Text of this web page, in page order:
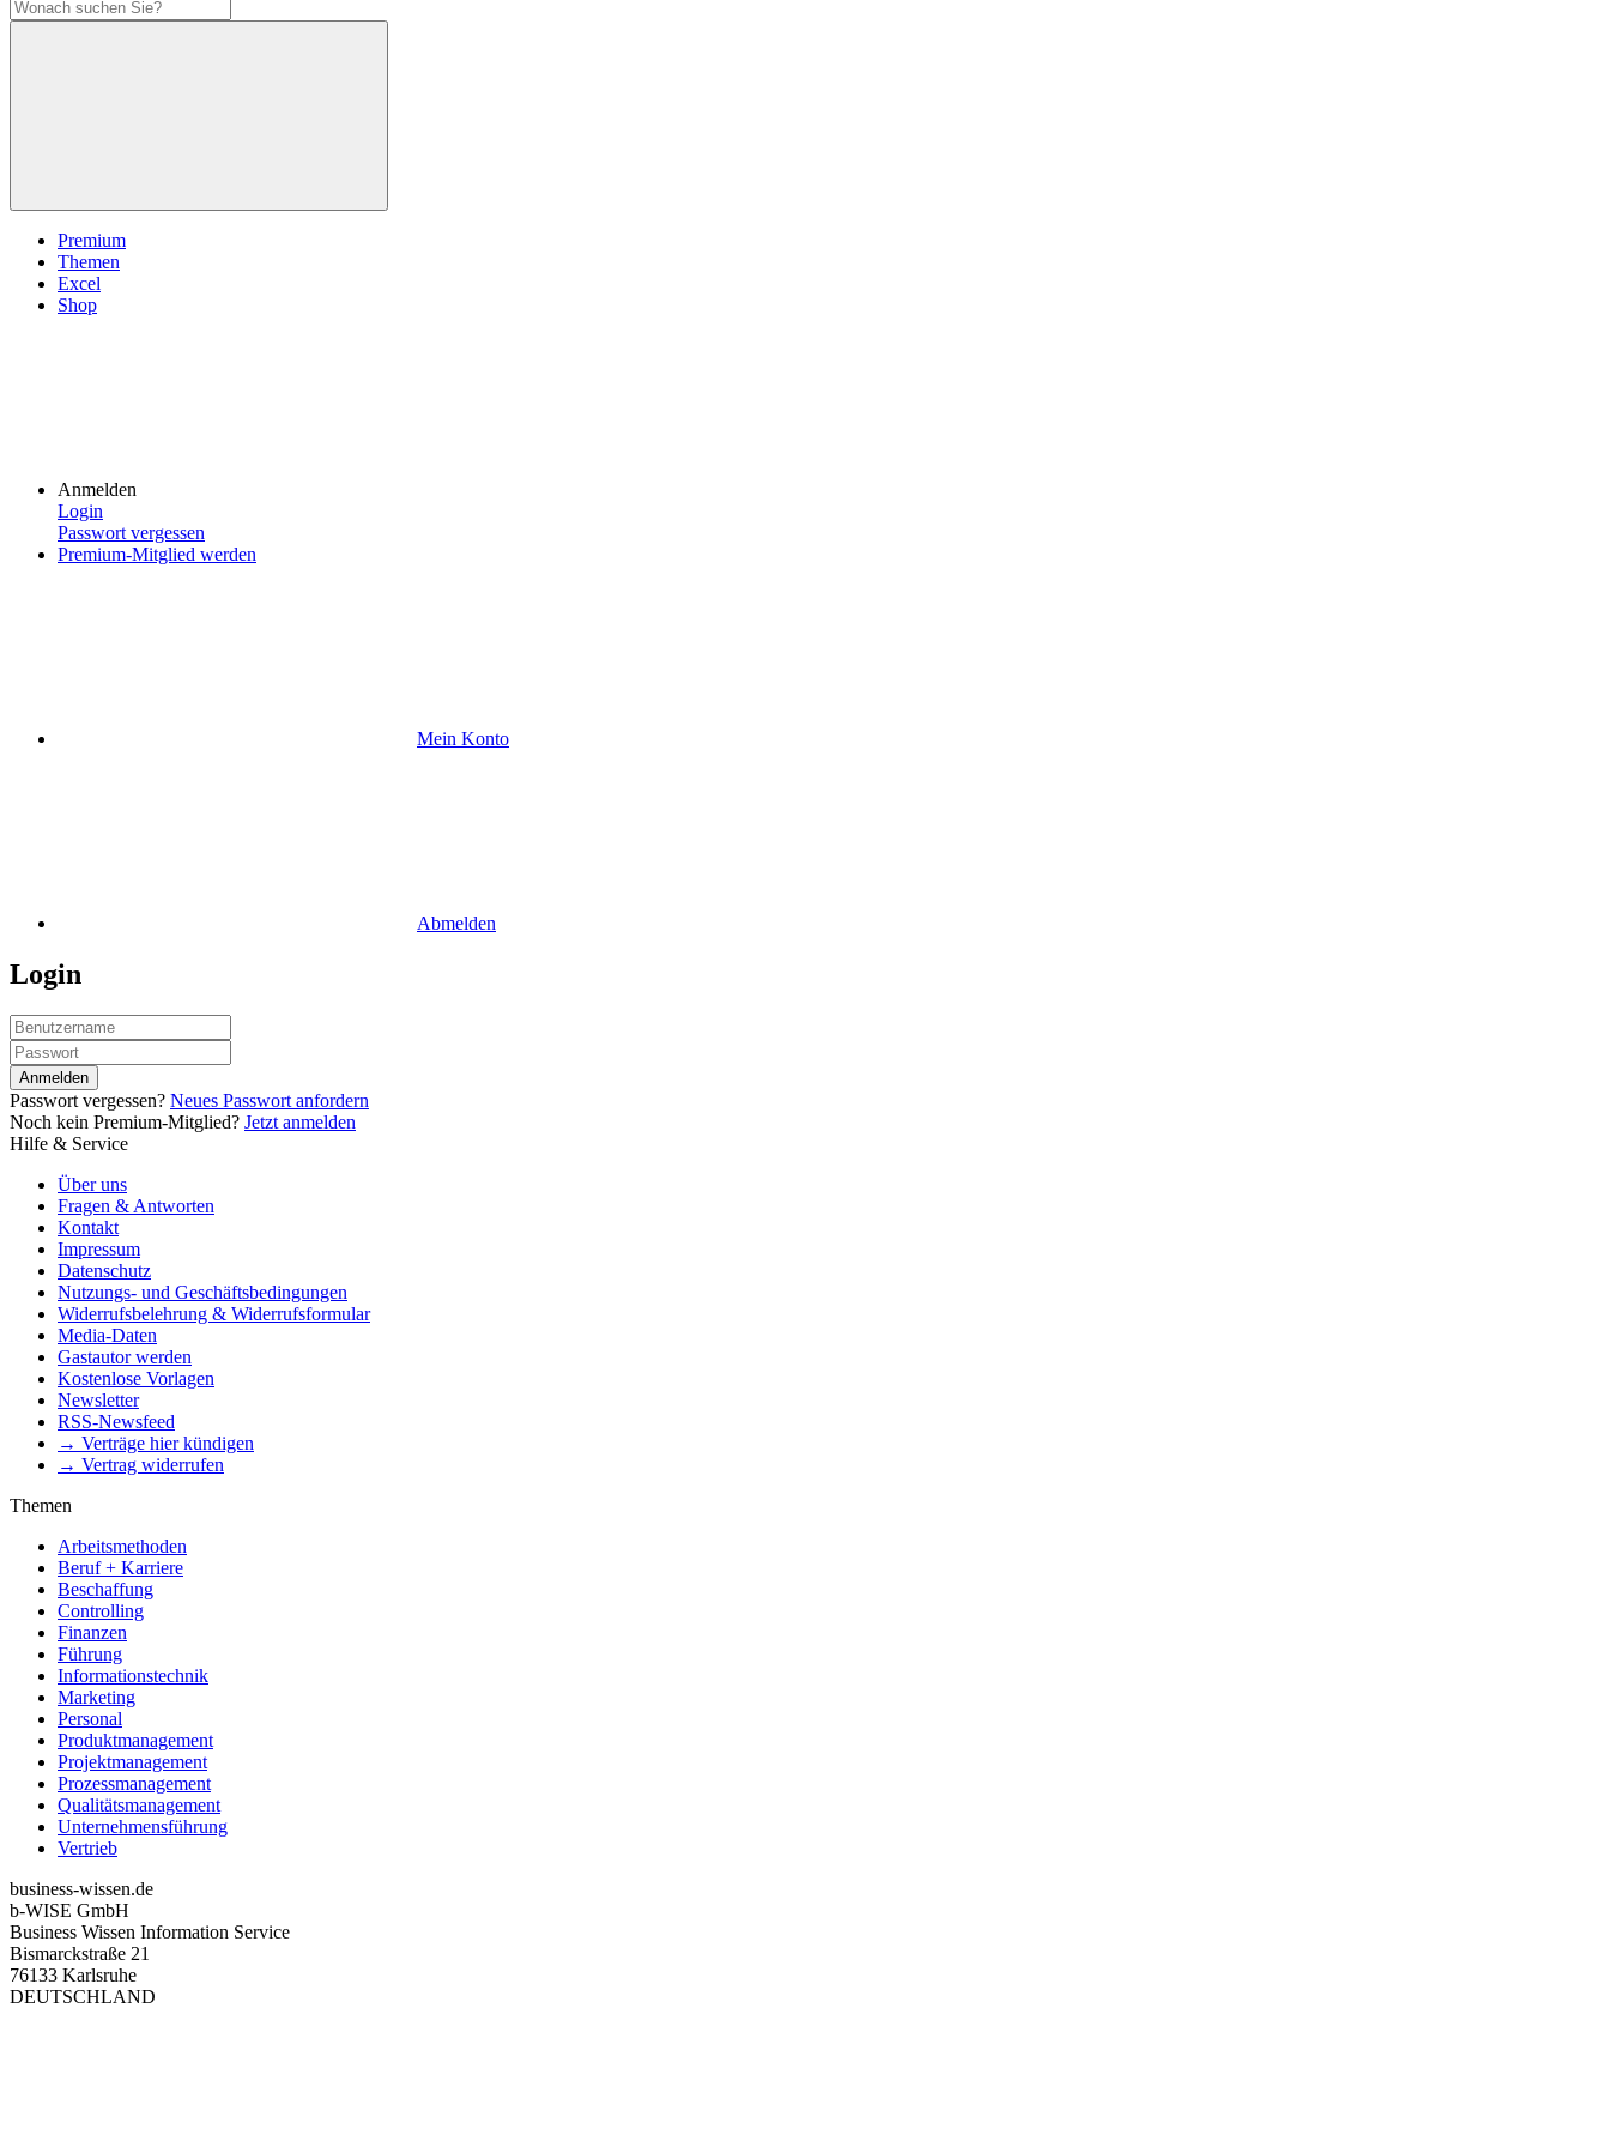
Premium
Themen
Excel
Shop
Anmelden
Login
Passwort vergessen
Premium-Mitglied werden
Mein Konto
Abmelden
Login
Anmelden
Passwort vergessen? Neues Passwort anfordern
Noch kein Premium-Mitglied? Jetzt anmelden
Hilfe & Service
Über uns
Fragen & Antworten
Kontakt
Impressum
Datenschutz
Nutzungs- und Geschäftsbedingungen
Widerrufsbelehrung & Widerrufsformular
Media-Daten
Gastautor werden
Kostenlose Vorlagen
Newsletter
RSS-Newsfeed
→ Verträge hier kündigen
→ Vertrag widerrufen
Themen
Arbeitsmethoden
Beruf + Karriere
Beschaffung
Controlling
Finanzen
Führung
Informationstechnik
Marketing
Personal
Produktmanagement
Projektmanagement
Prozessmanagement
Qualitätsmanagement
Unternehmensführung
Vertrieb
business-wissen.de
b-WISE GmbH
Business Wissen Information Service
Bismarckstraße 21
76133 Karlsruhe
DEUTSCHLAND